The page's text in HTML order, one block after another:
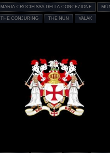
MARIA CROCIFISSA DELLA CONCEZIONE
THE CONJURING THE NUN VALAK